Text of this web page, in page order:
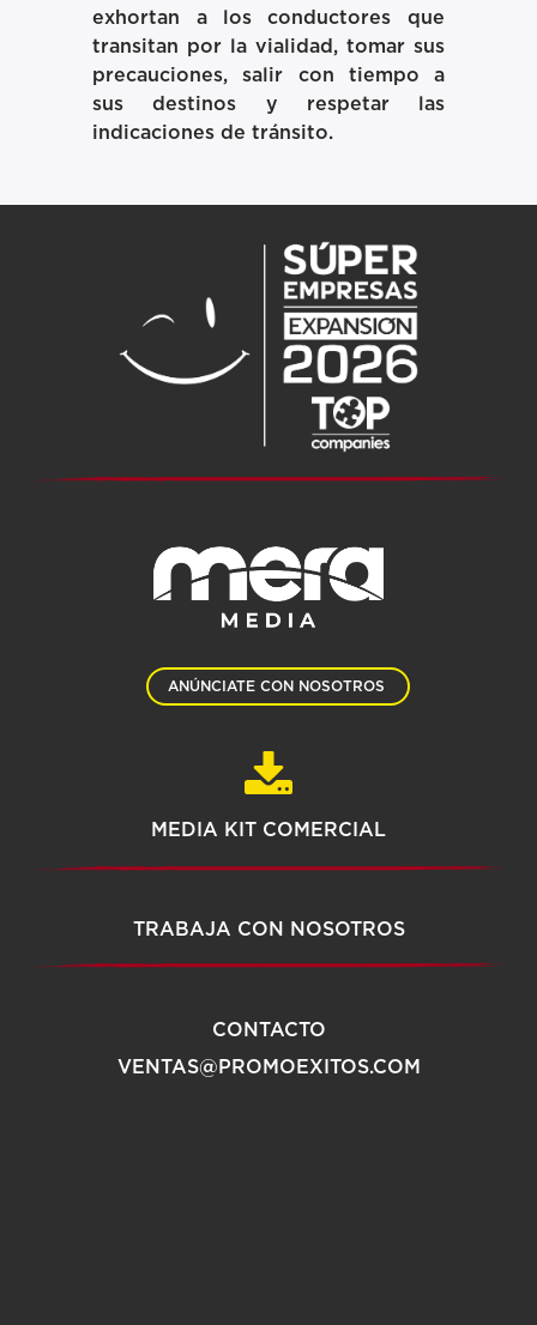
exhortan a los conductores que
transitan por la vialidad, tomar sus
precauciones, salir con tiempo a
sus destinos y respetar las
indicaciones de tránsito.
ANÚNCIATE CON NOSOTROS
MEDIA KIT COMERCIAL
TRABAJA CON NOSOTROS
CONTACTO
VENTAS@PROMOEXITOS.COM